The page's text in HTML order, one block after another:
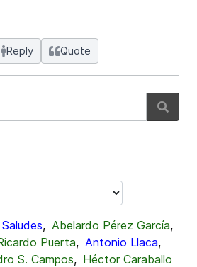
Reply Quote
, Abelardo Pérez García,
Puerta, Antonio Llaca,
S. Campos, Héctor Caraballo